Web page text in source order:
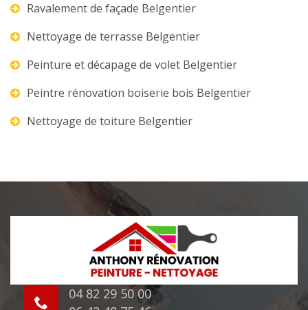
Ravalement de façade Belgentier
Nettoyage de terrasse Belgentier
Peinture et décapage de volet Belgentier
Peintre rénovation boiserie bois Belgentier
Nettoyage de toiture Belgentier
04 82 29 50 00